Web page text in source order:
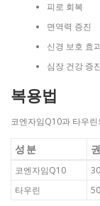
피로 회복
면역력 증진
신경 보호 효
심장 건강 증진
복용법
코엔자임Q10과 타우
성분
코엔자임Q10
타우린